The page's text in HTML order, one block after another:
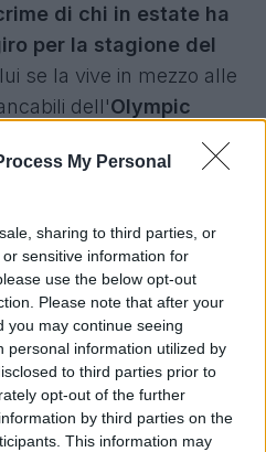
My Personal
sharing to third parties, or
sensitive information for
use the below opt-out
Please note that after your
you may continue seeing
personal information utilized by
to third parties prior to
opt-out of the further
by third parties on the
This information may
di chi in estate ha
per la stagione del
se la vive in mezzo alle
dell'Olympic